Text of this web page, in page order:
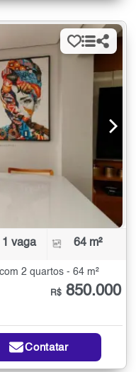
1 vaga 64 m²
2 quartos - 64 m²
R$ 850.000
Contatar